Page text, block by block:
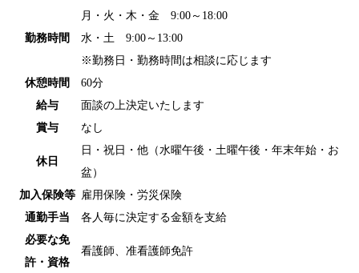
勤務時間
月・火・木・金 9:00～18:00
水・土 9:00～13:00
※勤務日・勤務時間は相談に応じます
休憩時間
60分
給与
面談の上決定いたします
賞与
なし
休日
日・祝日・他（水曜午後・土曜午後・年末年始・お
盆）
加入保険等 雇用保険・労災保険
通勤手当
各人毎に決定する金額を支給
必要な免
許・資格
看護師、准看護師免許